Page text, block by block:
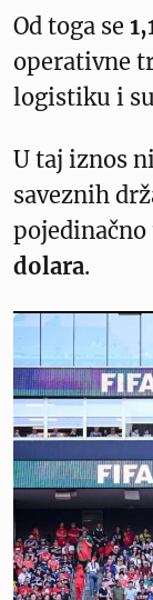
Od toga se
operativne
logistiku i
U taj iznos
saveznih
pojedinačno
dolara.